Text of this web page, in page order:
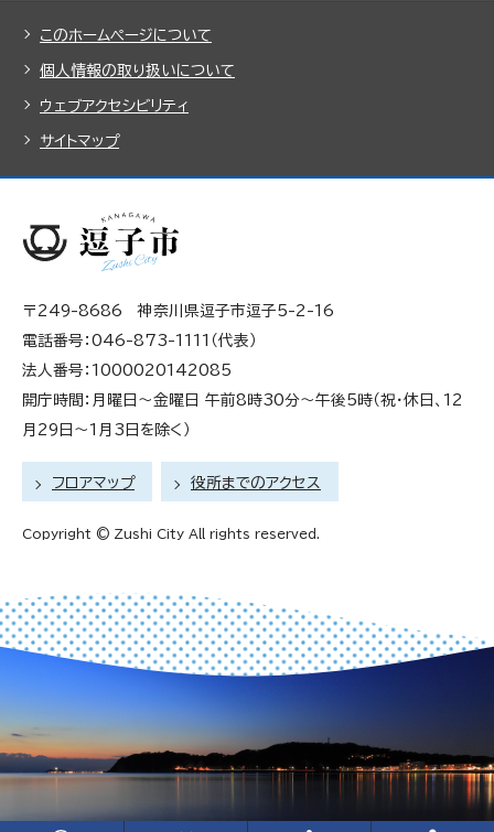
このホームページについて
個人情報の取り扱いについて
ウェブアクセシビリティ
サイトマップ
〒249-8686 神奈川県逗子市逗子5-2-16
電話番号：046-873-1111（代表）
法人番号：1000020142085
開庁時間：月曜日～金曜日 午前8時30分～午後5時（祝・休日、12
月29日～1月3日を除く）
フロアマップ 役所までのアクセス
Copyright © Zushi City All rights reserved.